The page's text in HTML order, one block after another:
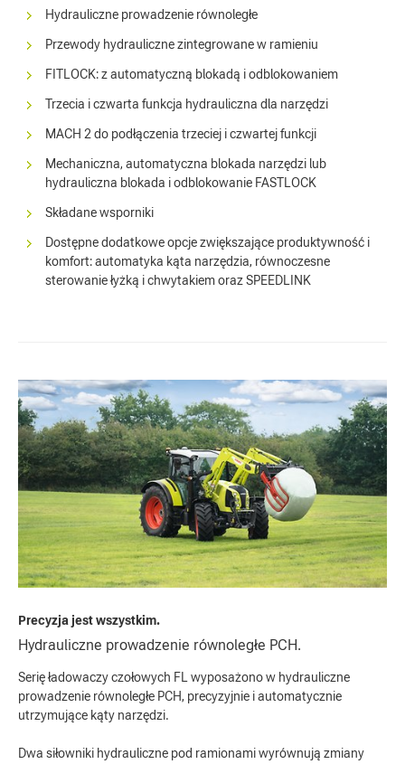
Hydrauliczne prowadzenie równoległe
Przewody hydrauliczne zintegrowane w ramieniu
FITLOCK: z automatyczną blokadą i odblokowaniem
Trzecia i czwarta funkcja hydrauliczna dla narzędzi
MACH 2 do podłączenia trzeciej i czwartej funkcji
Mechaniczna, automatyczna blokada narzędzi lub
hydrauliczna blokada i odblokowanie FASTLOCK
Składane wsporniki
Dostępne dodatkowe opcje zwiększające produktywność i
komfort: automatyka kąta narzędzia, równoczesne
sterowanie łyżką i chwytakiem oraz SPEEDLINK
Precyzja jest wszystkim.
Hydrauliczne prowadzenie równoległe PCH.
Serię ładowaczy czołowych FL wyposażono w hydrauliczne
prowadzenie równoległe PCH, precyzyjnie i automatycznie
utrzymujące kąty narzędzi.
Dwa siłowniki hydrauliczne pod ramionami wyrównują zmiany